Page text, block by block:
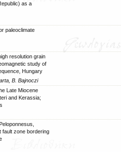
as a
paleoclimate
resolution grain
study of
Hungary
B. Bajnoczi
Late Miocene
and Kerassia;
fault zone bordering